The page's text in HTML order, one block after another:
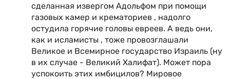
сделанная извергом Адольфом при помощи
газовых камер и крематориев , надолго
остудила горячие головы евреев. А ведь они,
как и исламисты , тоже провозглашали
Великое и Всемирное государство Израиль (ну
в их случае - Великий Халифат). Может пора
успокоить этих имбицилов? Мировое